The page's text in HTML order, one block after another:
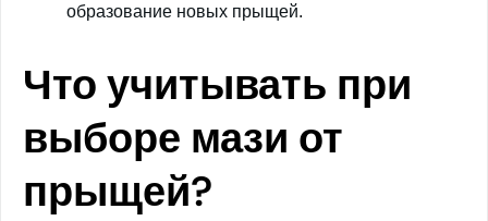
образование новых прыщей.
Что учитывать при
выборе мази от
прыщей?